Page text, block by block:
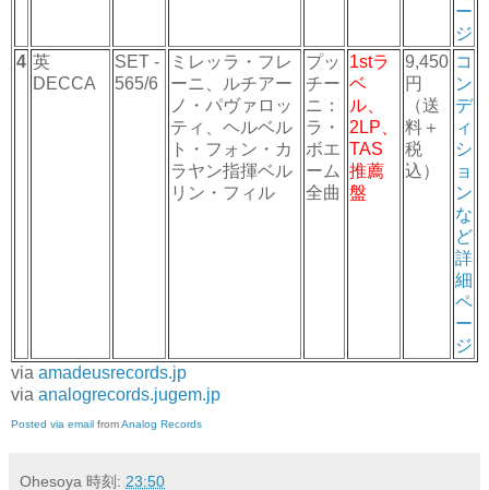
ー
ジ
4 英
DECCA
SET -
565/6
ミレッラ・フレ
ーニ、ルチアー
ノ・パヴァロッ
ティ、ヘルベル
ト・フォン・カ
ラヤン指揮ベル
リン・フィル
プッ
チー
ニ：
ラ・
ボエ
ーム
全曲
1stラ
ベ
ル、
2LP、
TAS
推薦
盤
9,450
円
（送
料＋
税
込）
コ
ン
デ
ィ
シ
ョ
ン
な
ど
詳
細
ペ
ー
ジ
via amadeusrecords.jp
via analogrecords.jugem.jp
Posted via email fromAnalog Records
Ohesoya 時刻: 23:50